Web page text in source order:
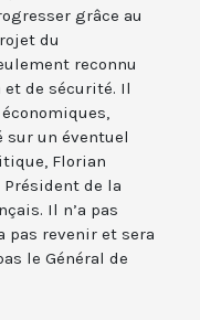
grâce au
du
reconnu
de sécurité. Il
sur un éventuel
Florian
de la
Il n’a pas
pas revenir et sera
le Général de